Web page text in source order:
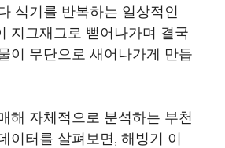
식기를 반복하는 일상적인
지그재그로 뻗어나가며 결국
이 무단으로 새어나가게 만듭
해 자체적으로 분석하는 부천
이터를 살펴보면, 해빙기 이